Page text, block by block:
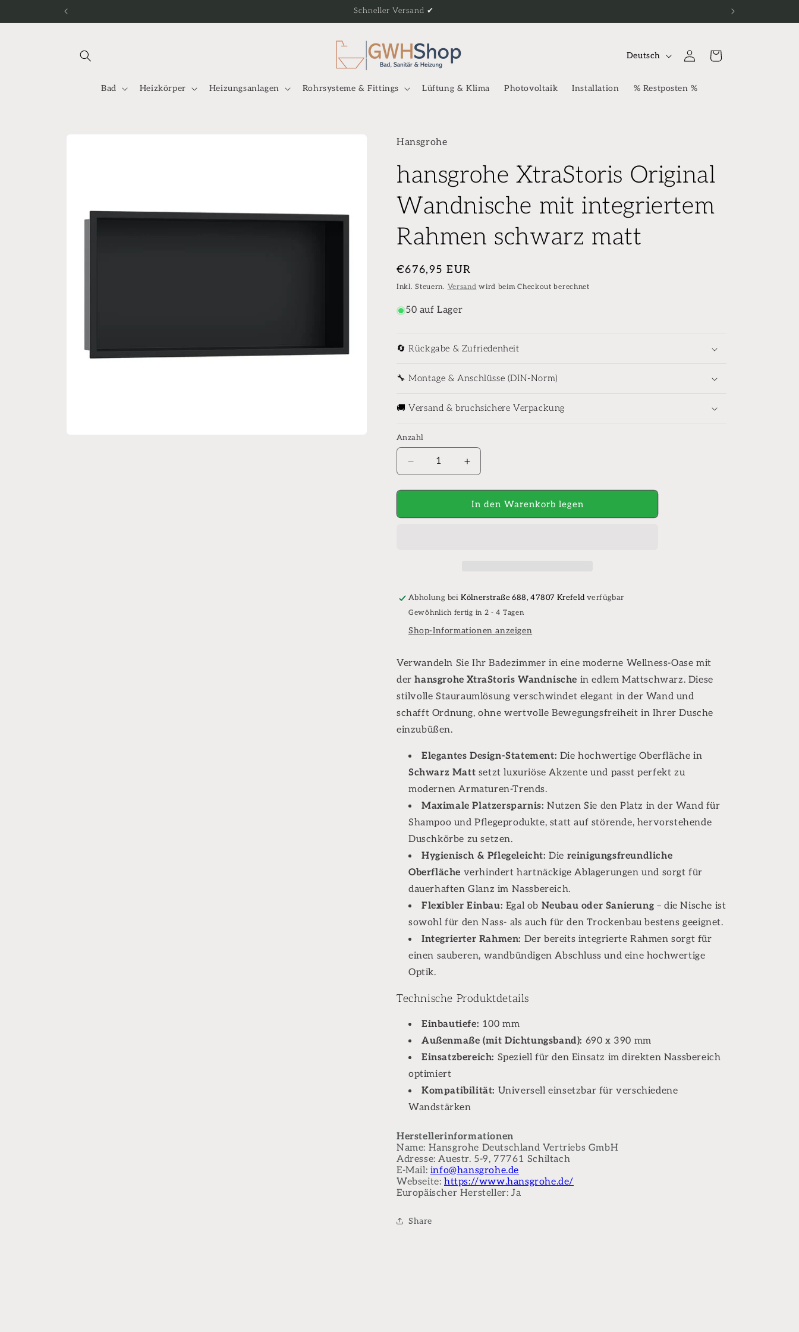
Inhalt
Schneller Versand ✔
Bad Heizkörper Heizungsanlagen Rohrsysteme & Fittings Lüftung & Klima Photovoltaik Installation % Restposten %
S
r
Deutsch EinloggenWarenkorb
Hansgrohe
hansgrohe XtraStoris Original
Wandnische mit integriertem
Rahmen schwarz matt
Normaler
Preis
€676,95 EUR
Inkl. Steuern. Versand wird beim Checkout berechnet
50 auf Lager
🔄 Rückgabe & Zufriedenheit
🔧 Montage & Anschlüsse (DIN-Norm)
🚚 Versand & bruchsichere Verpackung
Anzahl
Anzahl
Verringere
die
Menge
hansgrohe
Rahmen
schwarz
matt
Erhöhe
die
Menge
für
hansgrohe
Rahmen
schwarz
matt
In den Warenkorb legen
Abholung beiKölnerstraße 688, 47807 Krefeldverfügbar
Gewöhnlich fertig in 2 - 4 Tagen
Shop-Informationen anzeigen
Verwandeln Sie Ihr Badezimmer in eine moderne Wellness-Oase mit
derhansgrohe XtraStoris Wandnische in edlem Mattschwarz. Diese
stilvolle Stauraumlösung verschwindet elegant in der Wand und
schafft Ordnung, ohne wertvolle Bewegungsfreiheit in Ihrer Dusche
einzubüßen.
Elegantes Design-Statement: Die hochwertige Oberfläche in
Schwarz Matt setzt luxuriöse Akzente und passt perfekt zu
modernen Armaturen-Trends.
Maximale Platzersparnis: Nutzen Sie den Platz in der Wand für
Shampoo und Pflegeprodukte, statt auf störende, hervorstehende
Duschkörbe zu setzen.
Hygienisch & Pflegeleicht: Die reinigungsfreundliche
Oberfläche verhindert hartnäckige Ablagerungen und sorgt für
dauerhaften Glanz im Nassbereich.
Flexibler Einbau: Egal ob Neubau oder Sanierung – die Nische ist
sowohl für den Nass- als auch für den Trockenbau bestens geeignet.
Integrierter Rahmen: Der bereits integrierte Rahmen sorgt für
einen sauberen, wandbündigen Abschluss und eine hochwertige
Optik.
Technische Produktdetails
Einbautiefe: 100 mm
Außenmaße (mit Dichtungsband): 690 x 390 mm
Einsatzbereich: Speziell für den Einsatz im direkten Nassbereich
optimiert
Kompatibilität: Universell einsetzbar für verschiedene
Wandstärken
Herstellerinformationen
Name: Hansgrohe Deutschland Vertriebs GmbH
Adresse: Auestr. 5-9, 77761 Schiltach
E-Mail: info@hansgrohe.de
Webseite: https://www.hansgrohe.de/
Europäischer Hersteller: Ja
Share